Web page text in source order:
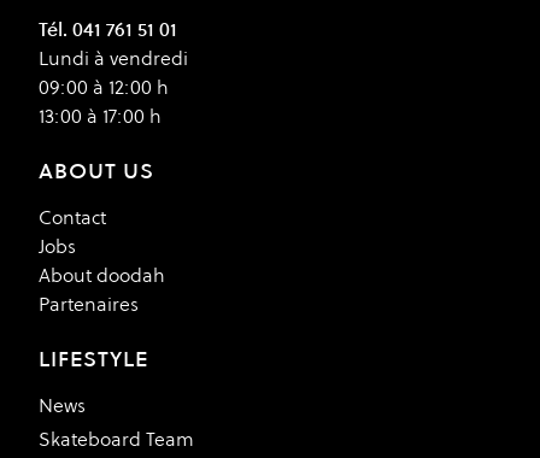
Tél. 041 761 51 01
Lundi à vendredi
09:00 à 12:00 h
13:00 à 17:00 h
ABOUT US
Contact
Jobs
About doodah
Partenaires
LIFESTYLE
News
Skateboard Team